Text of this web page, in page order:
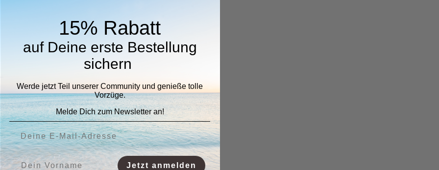
15% Rabatt
auf Deine erste Bestellung
sichern
Werde jetzt Teil unserer Community und genieße tolle
Vorzüge.
Melde Dich zum Newsletter an!
Deine E-Mail-Adresse:
Vorname:
Jetzt anmelden